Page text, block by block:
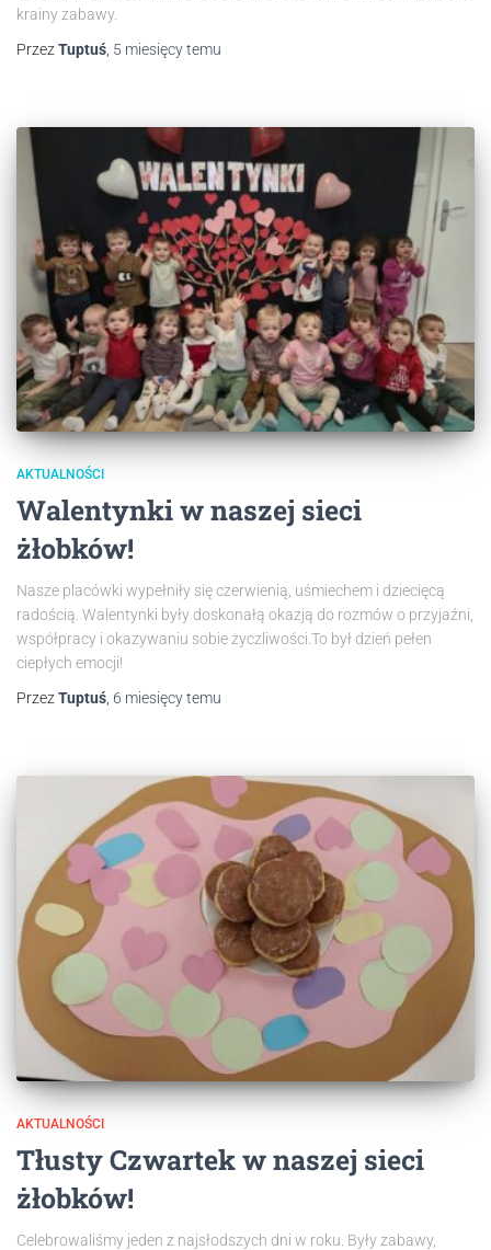
krainy zabawy.
Przez Tuptuś 5 miesięcytemu
AKTUALNOŚCI
Walentynki w naszej sieci
żłobków!
Nasze placówki wypełniły się czerwienią, uśmiechem i dziecięcą
radością. Walentynki były doskonałą okazją do rozmów o przyjaźni,
współpracy i okazywaniu sobie życzliwości.To był dzień pełen
ciepłych emocji!
PrzezTuptuś, 6 miesięcytemu
AKTUALNOŚCI
Tłusty Czwartek w naszej sieci
żłobków!
Celebrowaliśmy jeden z najsłodszych dni w roku. Były zabawy,